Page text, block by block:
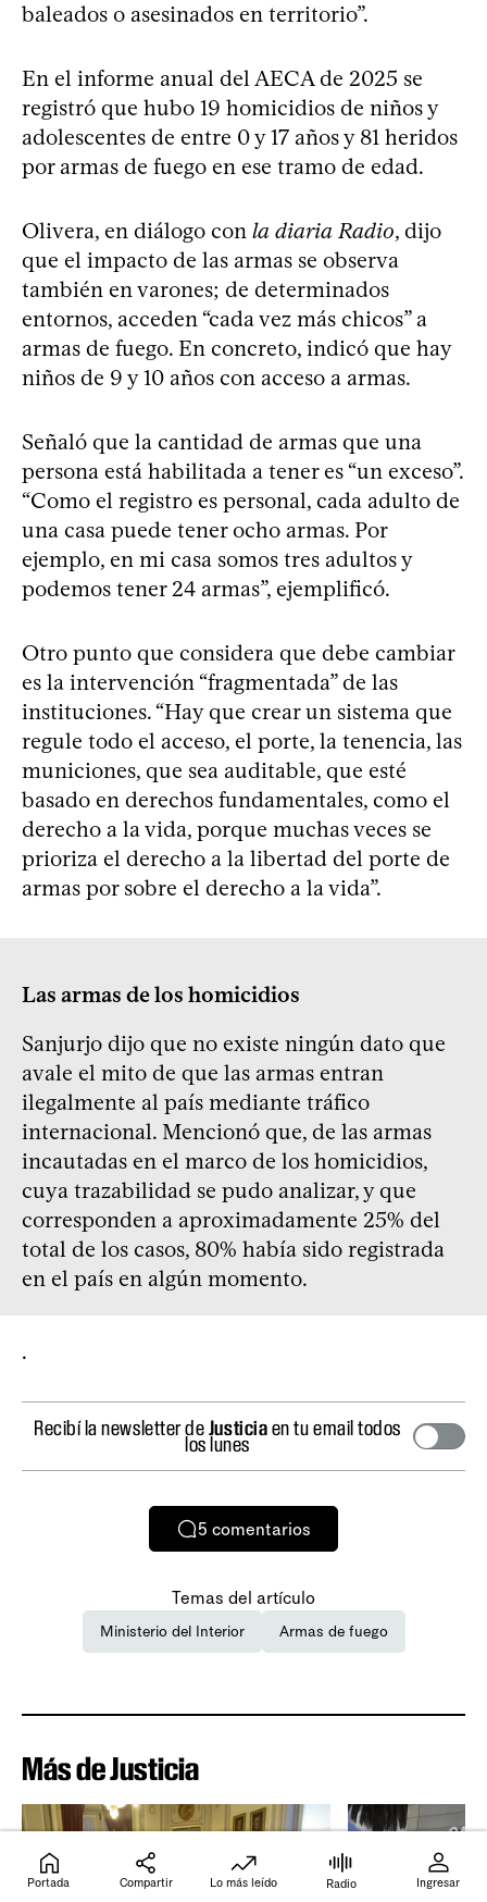
baleados o asesinados en territorio”.
En el informe anual del AECA de 2025 se
registró que hubo 19 homicidios de niños y
adolescentes de entre 0 y 17 años y 81 heridos
por armas de fuego en ese tramo de edad.
Olivera, en diálogo con la diaria Radio, dijo
que el impacto de las armas se observa
también en varones; de determinados
entornos, acceden “cada vez más chicos” a
armas de fuego. En concreto, indicó que hay
niños de 9 y 10 años con acceso a armas.
Señaló que la cantidad de armas que una
persona está habilitada a tener es “un exceso”.
“Como el registro es personal, cada adulto de
una casa puede tener ocho armas. Por
ejemplo, en mi casa somos tres adultos y
podemos tener 24 armas”, ejemplificó.
Otro punto que considera que debe cambiar
es la intervención “fragmentada” de las
instituciones. “Hay que crear un sistema que
regule todo el acceso, el porte, la tenencia, las
municiones, que sea auditable, que esté
basado en derechos fundamentales, como el
derecho a la vida, porque muchas veces se
prioriza el derecho a la libertad del porte de
armas por sobre el derecho a la vida”.
Las armas de los homicidios
Sanjurjo dijo que no existe ningún dato que
avale el mito de que las armas entran
ilegalmente al país mediante tráfico
internacional. Mencionó que, de las armas
incautadas en el marco de los homicidios,
cuya trazabilidad se pudo analizar, y que
corresponden a aproximadamente 25% del
total de los casos, 80% había sido registrada
en el país en algún momento.
.
Recibí la newsletter deJusticiaen tu email todos
los lunes
5 comentarios
Temas del artículo
Ministerio del Interior Armas de fuego
Más de Justicia
Portada Compartir Lo más leído Radio Ingresar